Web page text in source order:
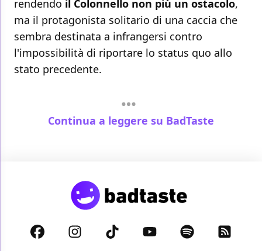
rendendo il Colonnello non più un ostacolo,
ma il protagonista solitario di una caccia che
sembra destinata a infrangersi contro
l'impossibilità di riportare lo status quo allo
stato precedente.
Continua a leggere su BadTaste